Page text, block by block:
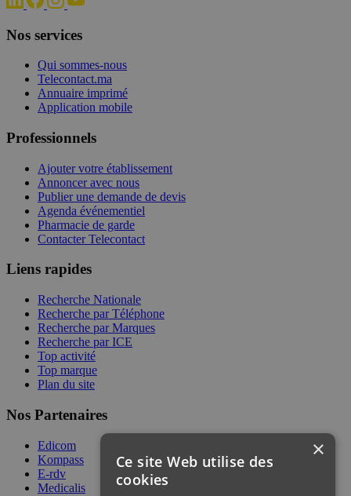
Nos services
Qui sommes-nous
Telecontact.ma
Annuaire imprimé
Application mobile
Professionnels
Ajouter votre établissement
Annoncer avec nous
Publier une demande de devis
Agenda événementiel
Pharmacie de garde
Contacter Telecontact
Liens rapides
Recherche Nationale
Recherche par Téléphone
Recherche par Marques
Recherche par ICE
Top activité
Top marque
Plan du site
Nos Partenaires
Edicom
Kompass
E-rdv
Medicalis
×
Ce site Web utilise des
cookies